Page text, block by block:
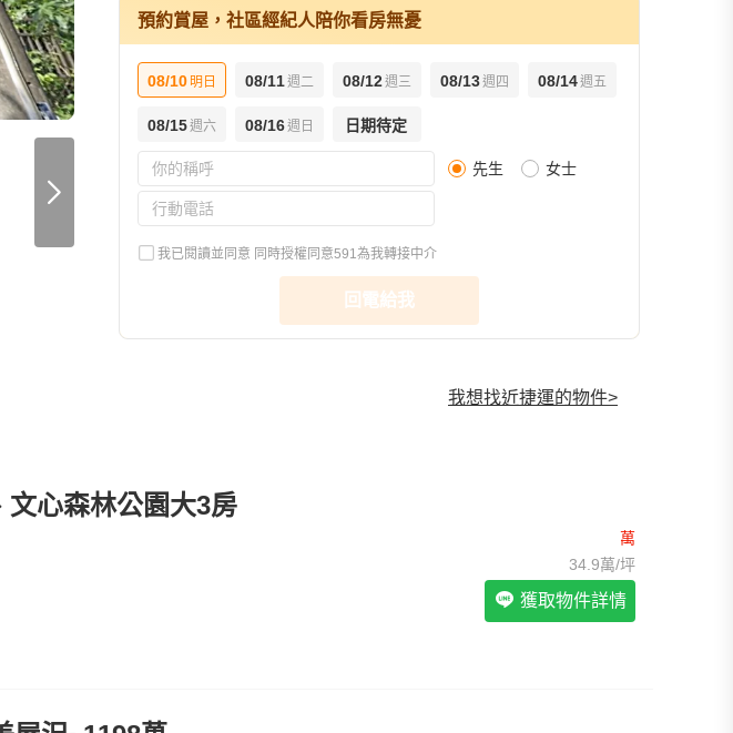
預約賞屋，社區經紀人陪你看房無憂
08/10 明日 08/11週二 08/12週三 08/13週四 08/14週五
08/15週六 08/16週日 日期待定
先生 女士
我已閱讀並同意 同時授權同意591為我轉接中介
回電給我
我想找近捷運的物件>
心森林公園大3房
萬
34.9萬/坪
獲取物件詳情